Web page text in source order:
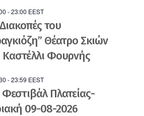
-23:00 EEST
του
Θέατρο Σκιών
Καστέλλι Φουρνής
-23:59 EEST
Πλατείας-
09-08-2026